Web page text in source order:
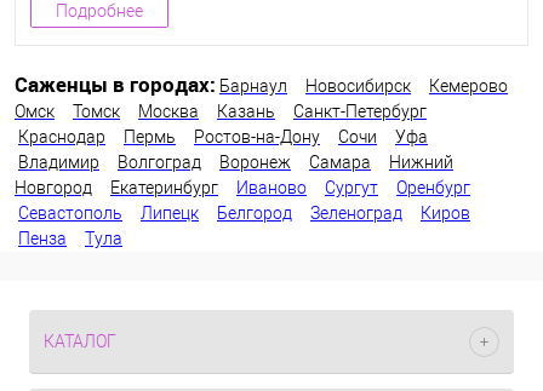
Подробнее
Саженцы в городах: Барнаул Новосибирск
Кемерово
Омск
Томск Москва Казань
Санкт-Петербург
Краснодар
Пермь Ростов-на-Дону Сочи
Уфа
Владимир
Волгоград Воронеж Самара
Нижний
Новгород
Екатеринбург Иваново Сургут
Оренбург
Севастополь
Липецк Белгород Зеленоград
Киров
Пенза
Тула
КАТАЛОГ